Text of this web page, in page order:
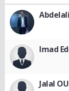
Imad
Jalal